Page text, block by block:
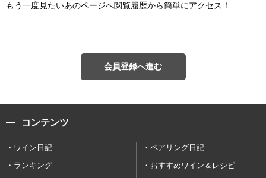
もう一度見たいあのページへ閲覧履歴から簡単にアクセス！
会員登録へ進む
コンテンツ
ワイン日記
ペアリング日記
ランキング
おすすめワイン＆レシピ